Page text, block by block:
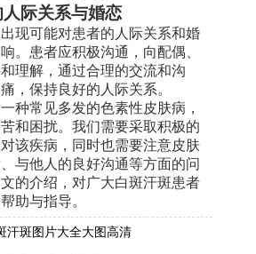
际关系与婚恋
可能对患者的人际关系和婚
。患者应积极沟通，向配偶、
理解，通过合理的交流和沟
，保持良好的人际关系。
常见多发的色素性皮肤病，
和困扰。我们需要采取积极的
该疾病，同时也需要注意皮肤
与他人的良好沟通等方面的问
的介绍，对广大白斑汗斑患者
助与指导。
汗斑图片大全大图高清